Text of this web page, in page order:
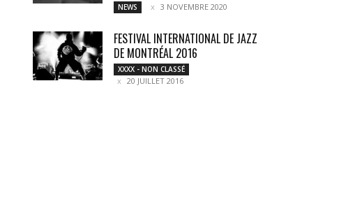
NEWS 3 NOVEMBRE 2020
FESTIVAL INTERNATIONAL DE JAZZ
DE MONTRÉAL 2016
XXXX - NON CLASSÉ
20 JUILLET 2016